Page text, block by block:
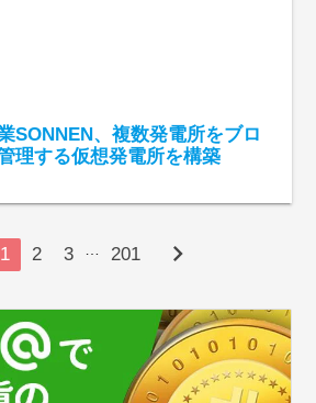
SONNEN、複数発電所をブロ
理する仮想発電所を構築
1 2 3 … 201 chevron_right